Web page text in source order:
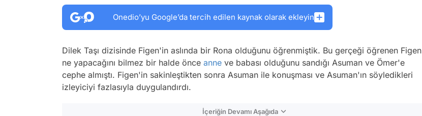
Onedio’yu Google’da tercih edilen kaynak olarak ekleyin
Dilek Taşı dizisinde Figen'in aslında bir Rona olduğunu öğrenmiştik. Bu gerçeği öğrenen Figen
ne yapacağını bilmez bir halde önce anne ve babası olduğunu sandığı Asuman ve Ömer'e
cephe almıştı. Figen'in sakinleştikten sonra Asuman ile konuşması ve Asuman'ın söyledikleri
izleyiciyi fazlasıyla duygulandırdı.
İçeriğin Devamı Aşağıda